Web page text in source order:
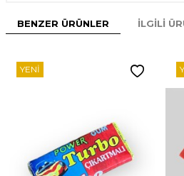
BENZER ÜRÜNLER İLGILI
YENI